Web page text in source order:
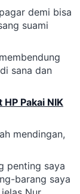
demi bisa
suami
sana dan
Pakai NIK
mendingan,
penting saya
barang saya